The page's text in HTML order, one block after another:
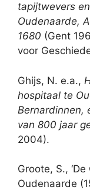
tapijtwevers
Oudenaarde,
1680 (Gent
voor
Ghijs, N. e.a.,
hospitaal te
Bernardinnen,
van 800 jaar
2004).
Groote, S.,
Oudenaarde